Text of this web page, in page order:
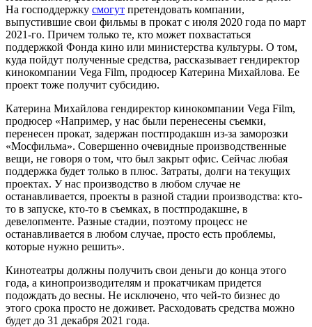
На господдержку смогут претендовать компании,
выпустившие свои фильмы в прокат с июля 2020 года по март
2021-го. Причем только те, кто может похвастаться
поддержкой Фонда кино или министерства культуры. О том,
куда пойдут полученные средства, рассказывает гендиректор
кинокомпании Vega Film, продюсер Катерина Михайлова. Ее
проект тоже получит субсидию.
Катерина Михайлова гендиректор кинокомпании Vega Film,
продюсер «Например, у нас были перенесены съемки,
перенесен прокат, задержан постпродакшн из-за заморозки
«Мосфильма». Совершенно очевидные производственные
вещи, не говоря о том, что был закрыт офис. Сейчас любая
поддержка будет только в плюс. Затраты, долги на текущих
проектах. У нас производство в любом случае не
останавливается, проекты в разной стадии производства: кто-
то в запуске, кто-то в съемках, в постпродакшне, в
девелопменте. Разные стадии, поэтому процесс не
останавливается в любом случае, просто есть проблемы,
которые нужно решить».
Кинотеатры должны получить свои деньги до конца этого
года, а кинопроизводителям и прокатчикам придется
подождать до весны. Не исключено, что чей-то бизнес до
этого срока просто не доживет. Расходовать средства можно
будет до 31 декабря 2021 года.